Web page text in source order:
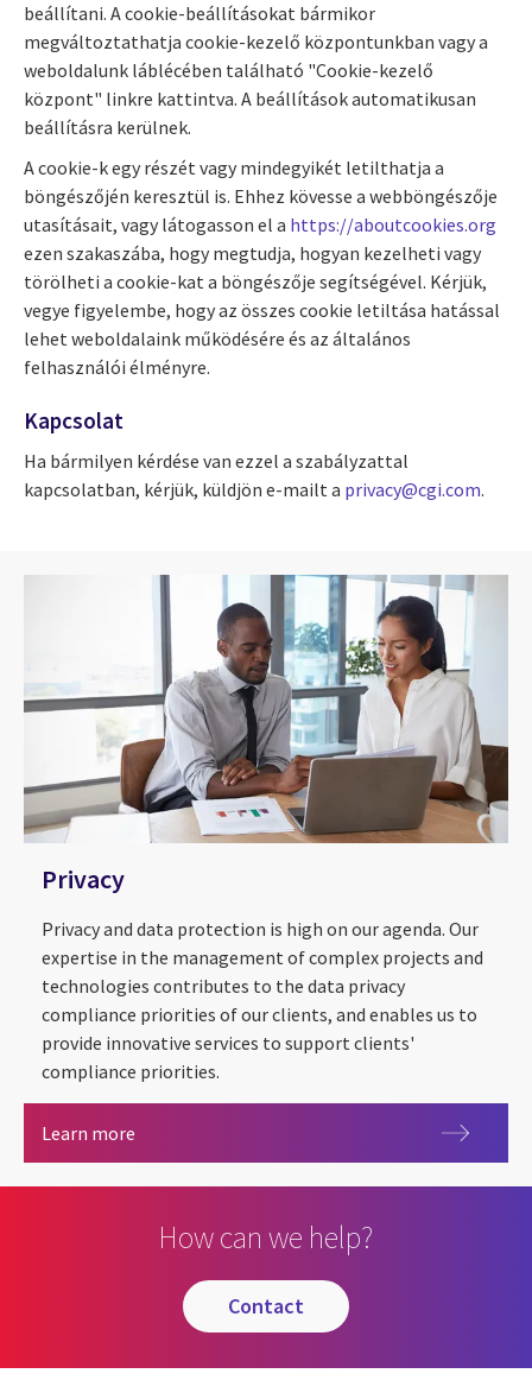
beállítani. A cookie-beállításokat bármikor
megváltoztathatja cookie-kezelő központunkban vagy a
weboldalunk láblécében található "Cookie-kezelő
központ" linkre kattintva. A beállítások automatikusan
beállításra kerülnek.
A cookie-k egy részét vagy mindegyikét letilthatja a
böngészőjén keresztül is. Ehhez kövesse a webböngészője
utasításait, vagy látogasson el a https://aboutcookies.org
ezen szakaszába, hogy megtudja, hogyan kezelheti vagy
törölheti a cookie-kat a böngészője segítségével. Kérjük,
vegye figyelembe, hogy az összes cookie letiltása hatással
lehet weboldalaink működésére és az általános
felhasználói élményre.
Kapcsolat
Ha bármilyen kérdése van ezzel a szabályzattal
kapcsolatban, kérjük, küldjön e-mailt a privacy@cgi.com.
Privacy
Privacy and data protection is high on our agenda. Our
expertise in the management of complex projects and
technologies contributes to the data privacy
compliance priorities of our clients, and enables us to
provide innovative services to support clients'
compliance priorities.
Learn more
How can we help?
contact